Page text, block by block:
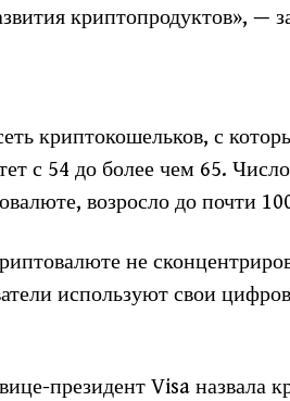
криптопродуктов», —
криптокошельков, с
с 54 до более чем 65.
возросло до почти
не
используют свои
президент Visa назвала